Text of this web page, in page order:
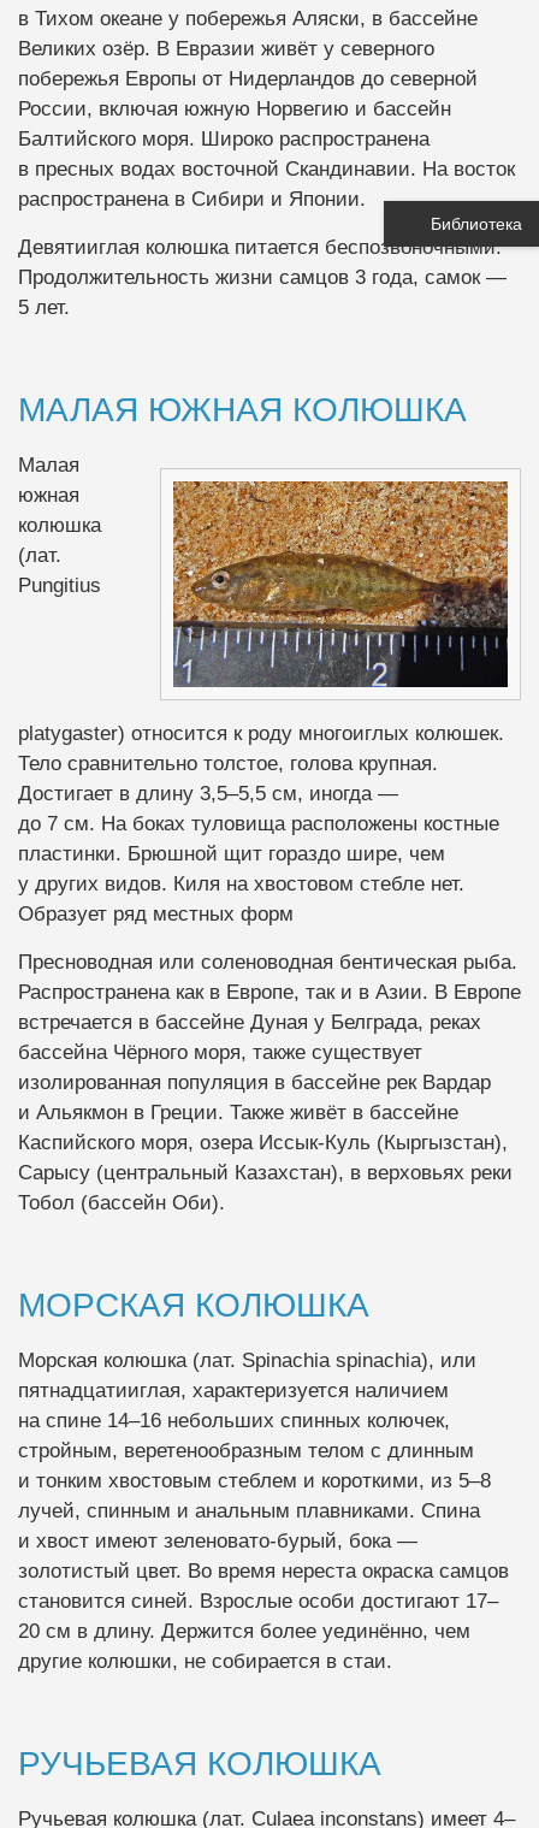
в Тихом океане у побережья Аляски, в бассейне
Великих озёр. В Евразии живёт у северного
побережья Европы от Нидерландов до северной
России, включая южную Норвегию и бассейн
Балтийского моря. Широко распространена
в пресных водах восточной Скандинавии. На восток
распространена в Сибири и Японии.
Девятииглая колюшка питается беспозвоночными.
Продолжительность жизни самцов 3 года, самок —
5 лет.
МАЛАЯ ЮЖНАЯ КОЛЮШКА
Малая
южная
колюшка
(лат.
Pungitius
platygaster) относится к роду многоиглых колюшек.
Тело сравнительно толстое, голова крупная.
Достигает в длину 3,5–5,5 см, иногда —
до 7 см. На боках туловища расположены костные
пластинки. Брюшной щит гораздо шире, чем
у других видов. Киля на хвостовом стебле нет.
Образует ряд местных форм
Пресноводная или соленоводная бентическая рыба.
Распространена как в Европе, так и в Азии. В Европе
встречается в бассейне Дуная у Белграда, реках
бассейна Чёрного моря, также существует
изолированная популяция в бассейне рек Вардар
и Альякмон в Греции. Также живёт в бассейне
Каспийского моря, озера Иссык-Куль (Кыргызстан),
Сарысу (центральный Казахстан), в верховьях реки
Тобол (бассейн Оби).
МОРСКАЯ КОЛЮШКА
Морская колюшка (лат. Spinachia spinachia), или
пятнадцатииглая, характеризуется наличием
на спине 14–16 небольших спинных колючек,
стройным, веретенообразным телом с длинным
и тонким хвостовым стеблем и короткими, из 5–8
лучей, спинным и анальным плавниками. Спина
и хвост имеют зеленовато-бурый, бока —
золотистый цвет. Во время нереста окраска самцов
становится синей. Взрослые особи достигают 17–
20 см в длину. Держится более уединённо, чем
другие колюшки, не собирается в стаи.
РУЧЬЕВАЯ КОЛЮШКА
Ручьевая колюшка (лат. Culaea inconstans) имеет 4–
Библиотека